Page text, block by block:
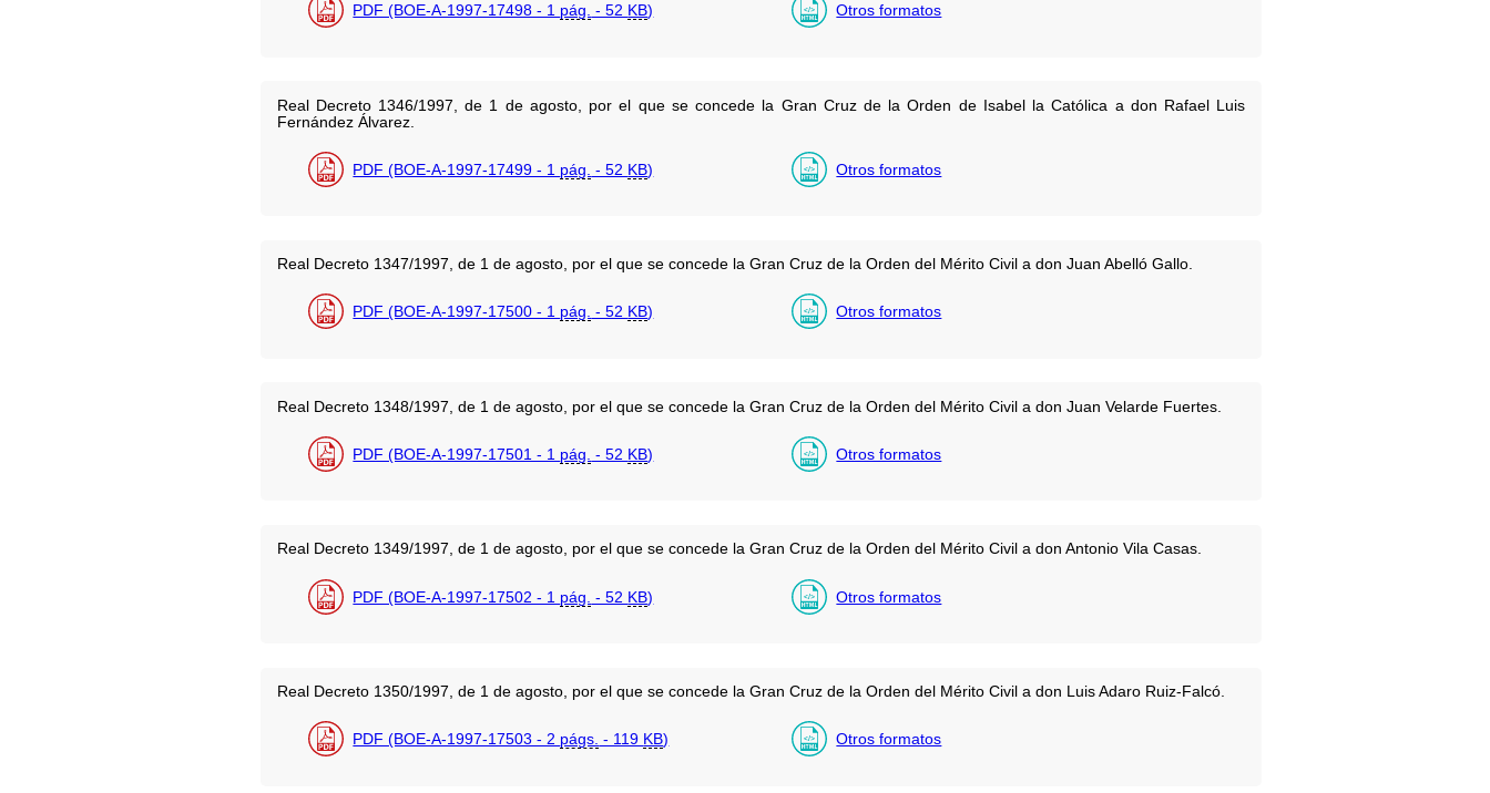
PDF (BOE-A-1997-17498 - 1 pág. - 52 KB) Otros formatos
Real Decreto 1346/1997, de 1 de agosto, por el que se concede la Gran Cruz de la Orden de Isabel la Católica a don Rafael Luis
Fernández Álvarez.
PDF (BOE-A-1997-17499 - 1 pág. - 52 KB) Otros formatos
Real Decreto 1347/1997, de 1 de agosto, por el que se concede la Gran Cruz de la Orden del Mérito Civil a don Juan Abelló Gallo.
PDF (BOE-A-1997-17500 - 1 pág. - 52 KB) Otros formatos
Real Decreto 1348/1997, de 1 de agosto, por el que se concede la Gran Cruz de la Orden del Mérito Civil a don Juan Velarde Fuertes.
PDF (BOE-A-1997-17501 - 1 pág. - 52 KB) Otros formatos
Real Decreto 1349/1997, de 1 de agosto, por el que se concede la Gran Cruz de la Orden del Mérito Civil a don Antonio Vila Casas.
PDF (BOE-A-1997-17502 - 1 pág. - 52 KB) Otros formatos
Real Decreto 1350/1997, de 1 de agosto, por el que se concede la Gran Cruz de la Orden del Mérito Civil a don Luis Adaro Ruiz-Falcó.
PDF (BOE-A-1997-17503 - 2 págs. - 119 KB) Otros formatos